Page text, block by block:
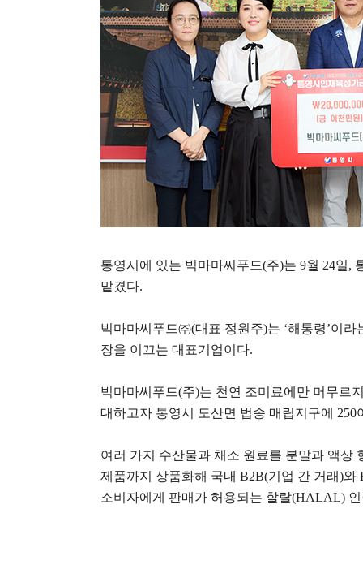
통영시에 있는 빅마마씨푸드(주)는 9월 24일,
맡겼다.
빅마마씨푸드㈜(대표 정원주)는 ‘해통령’이라
장을 이끄는 대표기업이다.
빅마마씨푸드(주)는 천연 조미료에만 머무르
대하고자 통영시 도산면 법송 매립지구에 250
여러 가지 수산물과 채소 원료를 분말과 액상
제품까지 상품화해 국내 B2B(기업 간 거래)와
소비자에게 판매가 허용되는 할랄(HALAL)